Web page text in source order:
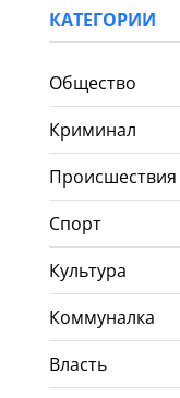
КАТЕГОРИИ
Общество
Криминал
Происшествия
Спорт
Культура
Коммуналка
Власть